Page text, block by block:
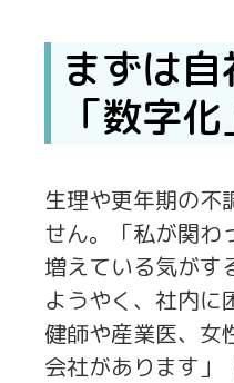
まずは
「数字
生理や更年期の不
せん。「私が関わ
増えている気がす
ようやく、社内に
健師や産業医、女
会社があります」